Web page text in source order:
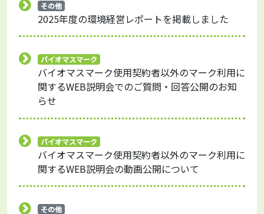
その他
2025年度の環境経営レポートを掲載しました
バイオマスマーク
バイオマスマーク使用契約者以外のマーク利用に
関するWEB説明会でのご質問・回答公開のお知
らせ
バイオマスマーク
バイオマスマーク使用契約者以外のマーク利用に
関するWEB説明会の動画公開について
その他